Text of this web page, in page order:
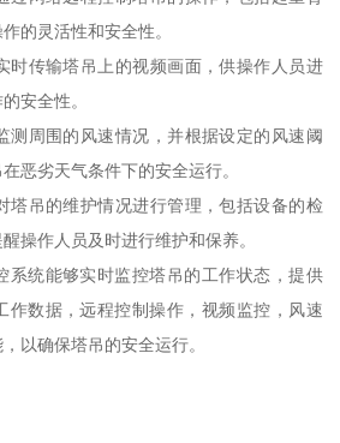
的灵活性和安全性。
时传输塔吊上的视频画面，供操作人员进
安全性。
测周围的风速情况，并根据设定的风速阈
恶劣天气条件下的安全运行。
塔吊的维护情况进行管理，包括设备的检
操作人员及时进行维护和保养。
系统能够实时监控塔吊的工作状态，提供
作数据，远程控制操作，视频监控，风速
以确保塔吊的安全运行。